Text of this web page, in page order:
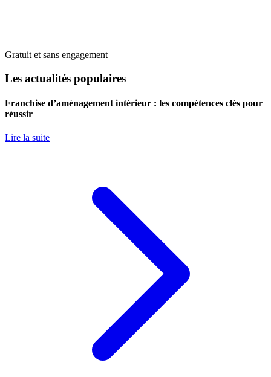
Gratuit et sans engagement
Les actualités populaires
Franchise d’aménagement intérieur : les compétences clés pour
réussir
Lire la suite